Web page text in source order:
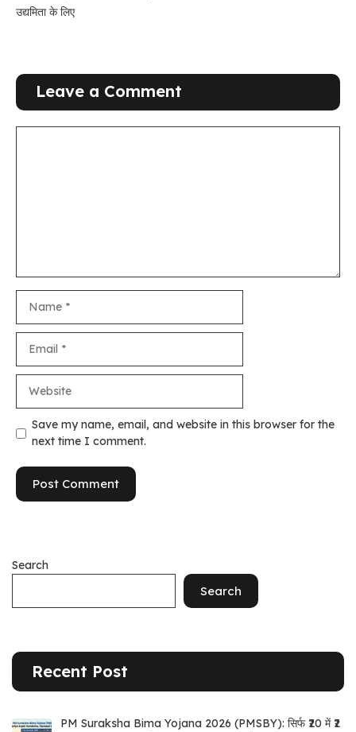
उद्यमिता के लिए
Leave a Comment
Save my name, email, and website in this browser for the
next time I comment.
Search
Search
Recent Post
PM Suraksha Bima Yojana 2026 (PMSBY): सिर्फ ₹20 में ₹2